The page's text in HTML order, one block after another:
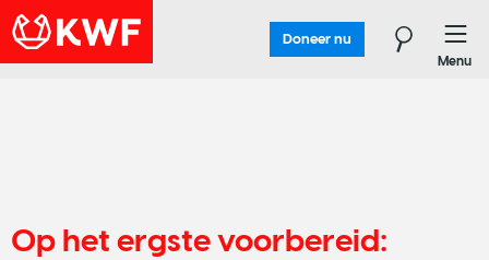
Doneer nu
Menu
Op het ergste voorbereid: